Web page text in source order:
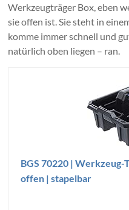
Werkzeugträger Box, eben
sie offen ist. Sie steht in
komme immer schnell und
natürlich oben liegen – ran.
BGS 70220 |
offen | stapelbar